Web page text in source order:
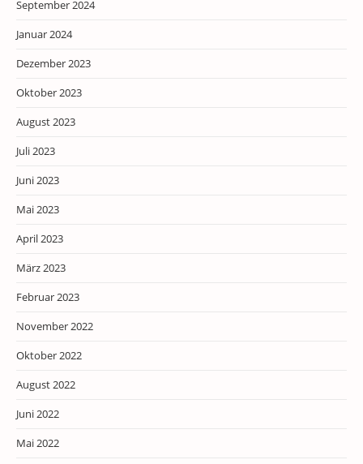
September 2024
Januar 2024
Dezember 2023
Oktober 2023
August 2023
Juli 2023
Juni 2023
Mai 2023
April 2023
März 2023
Februar 2023
November 2022
Oktober 2022
August 2022
Juni 2022
Mai 2022